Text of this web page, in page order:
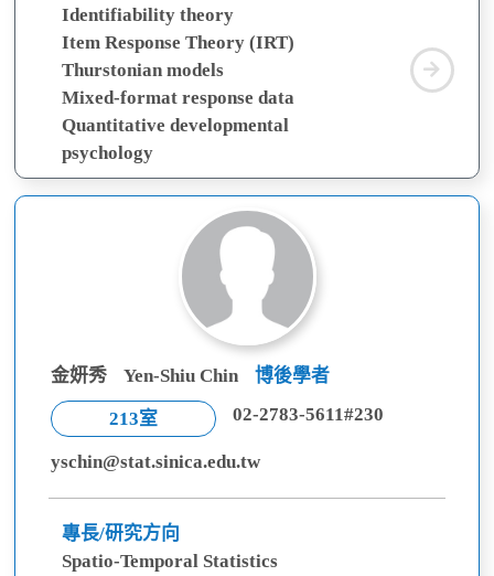
Identifiability theory
Item Response Theory (IRT)
Thurstonian models
Mixed-format response data
Quantitative developmental
psychology
鄭
澈
金妍秀 Yen-Shiu Chin 博後學者
213室 02-2783-5611#230
yschin@stat.sinica.edu.tw
專長/研究方向
Spatio-Temporal Statistics